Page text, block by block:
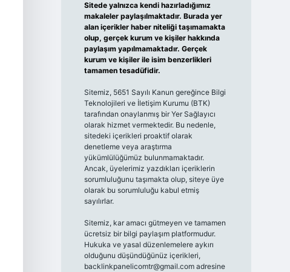
Sitede yalnızca kendi hazırladığımız
makaleler paylaşılmaktadır. Burada yer
alan içerikler haber niteliği taşımamakta
olup, gerçek kurum ve kişiler hakkında
paylaşım yapılmamaktadır. Gerçek
kurum ve kişiler ile isim benzerlikleri
tamamen tesadüfidir.
Sitemiz, 5651 Sayılı Kanun gereğince Bilgi
Teknolojileri ve İletişim Kurumu (BTK)
tarafından onaylanmış bir Yer Sağlayıcı
olarak hizmet vermektedir. Bu nedenle,
sitedeki içerikleri proaktif olarak
denetleme veya araştırma
yükümlülüğümüz bulunmamaktadır.
Ancak, üyelerimiz yazdıkları içeriklerin
sorumluluğunu taşımakta olup, siteye üye
olarak bu sorumluluğu kabul etmiş
sayılırlar.
Sitemiz, kar amacı gütmeyen ve tamamen
ücretsiz bir bilgi paylaşım platformudur.
Hukuka ve yasal düzenlemelere aykırı
olduğunu düşündüğünüz içerikleri,
backlinkpanelicomtr@gmail.comadresine